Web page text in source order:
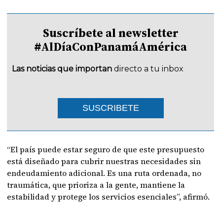
Suscríbete al newsletter
#AlDíaConPanamáAmérica
Las noticias que importan directo a tu inbox
SUSCRIBETE
“El país puede estar seguro de que este presupuesto
está diseñado para cubrir nuestras necesidades sin
endeudamiento adicional. Es una ruta ordenada, no
traumática, que prioriza a la gente, mantiene la
estabilidad y protege los servicios esenciales”, afirmó.